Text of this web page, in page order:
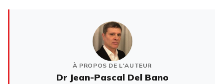
À PROPOS DE L'AUTEUR
Dr Jean-Pascal Del Bano